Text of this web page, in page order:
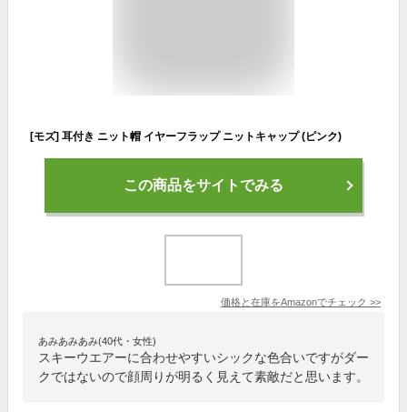
[モズ] 耳付き ニット帽 イヤーフラップ ニットキャップ (ピンク)
この商品をサイトでみる
価格と在庫をAmazonでチェック >>
あみあみあみ(40代・女性)
スキーウエアーに合わせやすいシックな色合いですがダー
クではないので顔周りが明るく見えて素敵だと思います。